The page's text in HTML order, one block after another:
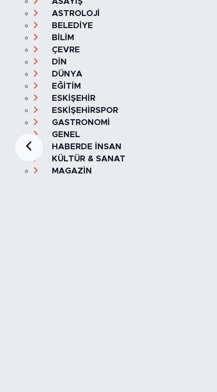
ASTROLOJİ
BELEDİYE
BİLİM
ÇEVRE
DİN
DÜNYA
EĞİTİM
ESKİŞEHİR
ESKİŞEHİRSPOR
GASTRONOMİ
GENEL
HABERDE İNSAN
KÜLTÜR & SANAT
MAGAZİN